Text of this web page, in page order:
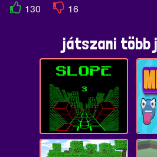
130 16
játszani több